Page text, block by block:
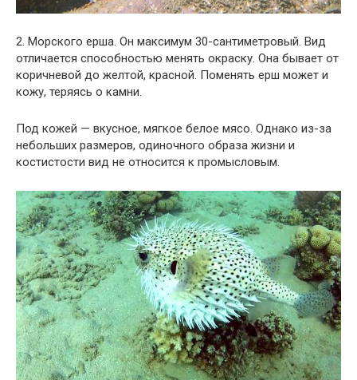
2. Морского ерша. Он максимум 30-сантиметровый. Вид
отличается способностью менять окраску. Она бывает от
коричневой до желтой, красной. Поменять ерш может и
кожу, теряясь о камни.
Под кожей — вкусное, мягкое белое мясо. Однако из-за
небольших размеров, одиночного образа жизни и
костистости вид не относится к промысловым.